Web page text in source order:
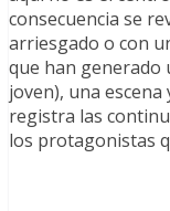
consecuencia se
arriesgado o con
que han generado
joven), una escena
registra las
los protagonistas